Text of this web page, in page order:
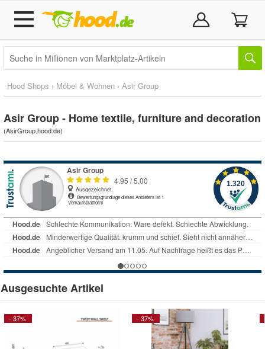
Hood Shops › Möbel & Wohnen › Asir Group
Asir Group - Home textile, furniture and decoration
(AsirGroup.hood.de)
Ausgesuchte Artikel
- 37% - 37%